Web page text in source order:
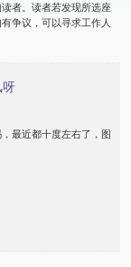
者。读者若发现所选座
争议，可以寻求工作人
呀
最近都十度左右了，图